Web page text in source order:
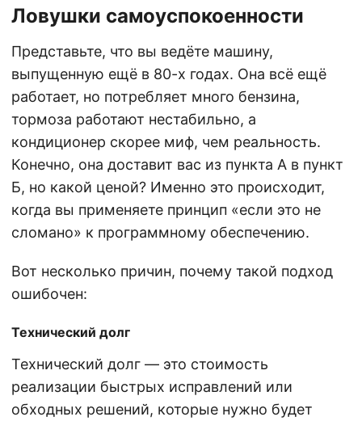
Ловушки самоуспокоенности
Представьте, что вы ведёте машину,
выпущенную ещё в 80-х годах. Она всё ещё
работает, но потребляет много бензина,
тормоза работают нестабильно, а
кондиционер скорее миф, чем реальность.
Конечно, она доставит вас из пункта А в пункт
Б, но какой ценой? Именно это происходит,
когда вы применяете принцип «если это не
сломано» к программному обеспечению.
Вот несколько причин, почему такой подход
ошибочен:
Технический долг
Технический долг — это стоимость
реализации быстрых исправлений или
обходных решений, которые нужно будет